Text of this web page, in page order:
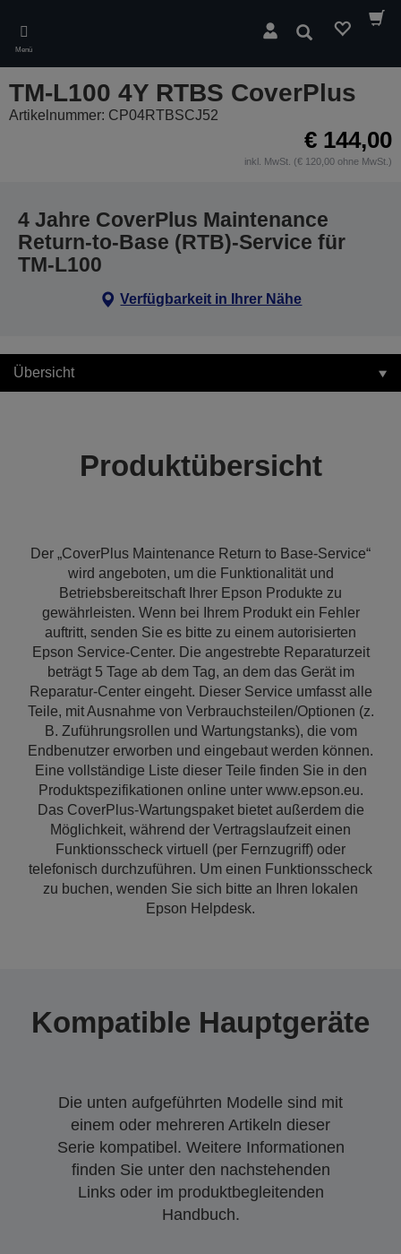
main
content
Menü
Suchen
TM-L100 4Y RTBS CoverPlus
Artikelnummer: CP04RTBSCJ52
€ 144,00
inkl. MwSt. (€ 120,00 ohne MwSt.)
4 Jahre CoverPlus Maintenance
Return-to-Base (RTB)-Service für
TM-L100
Verfügbarkeit in Ihrer Nähe
Übersicht
Produktübersicht
Der „CoverPlus Maintenance Return to Base-Service“
wird angeboten, um die Funktionalität und
Betriebsbereitschaft Ihrer Epson Produkte zu
gewährleisten. Wenn bei Ihrem Produkt ein Fehler
auftritt, senden Sie es bitte zu einem autorisierten
Epson Service-Center. Die angestrebte Reparaturzeit
beträgt 5 Tage ab dem Tag, an dem das Gerät im
Reparatur-Center eingeht. Dieser Service umfasst alle
Teile, mit Ausnahme von Verbrauchsteilen/Optionen (z.
B. Zuführungsrollen und Wartungstanks), die vom
Endbenutzer erworben und eingebaut werden können.
Eine vollständige Liste dieser Teile finden Sie in den
Produktspezifikationen online unter www.epson.eu.
Das CoverPlus-Wartungspaket bietet außerdem die
Möglichkeit, während der Vertragslaufzeit einen
Funktionsscheck virtuell (per Fernzugriff) oder
telefonisch durchzuführen. Um einen Funktionsscheck
zu buchen, wenden Sie sich bitte an Ihren lokalen
Epson Helpdesk.
Kompatible Hauptgeräte
Die unten aufgeführten Modelle sind mit
einem oder mehreren Artikeln dieser
Serie kompatibel. Weitere Informationen
finden Sie unter den nachstehenden
Links oder im produktbegleitenden
Handbuch.